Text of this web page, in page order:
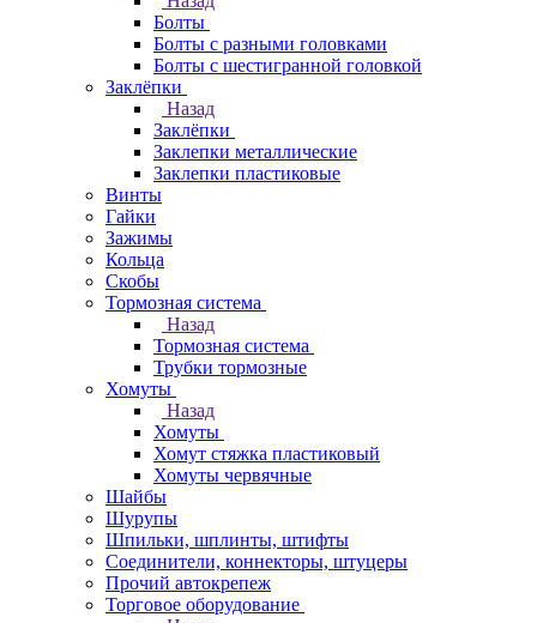
Болты
Болты с разными головками
Болты с шестигранной головкой
Заклёпки
Назад
Заклёпки
Заклепки металлические
Заклепки пластиковые
Винты
Гайки
Зажимы
Кольца
Скобы
Тормозная система
Назад
Тормозная система
Трубки тормозные
Хомуты
Назад
Хомуты
Хомут стяжка пластиковый
Хомуты червячные
Шайбы
Шурупы
Шпильки, шплинты, штифты
Соединители, коннекторы, штуцеры
Прочий автокрепеж
Торговое оборудование